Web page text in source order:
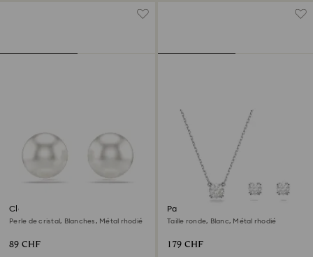
Clous d'oreilles Matrix
Perle de cristal, Blanches, Métal rhodié
89 CHF
Parure Stilla
Taille ronde, Blanc, Métal rhodié
179 CHF